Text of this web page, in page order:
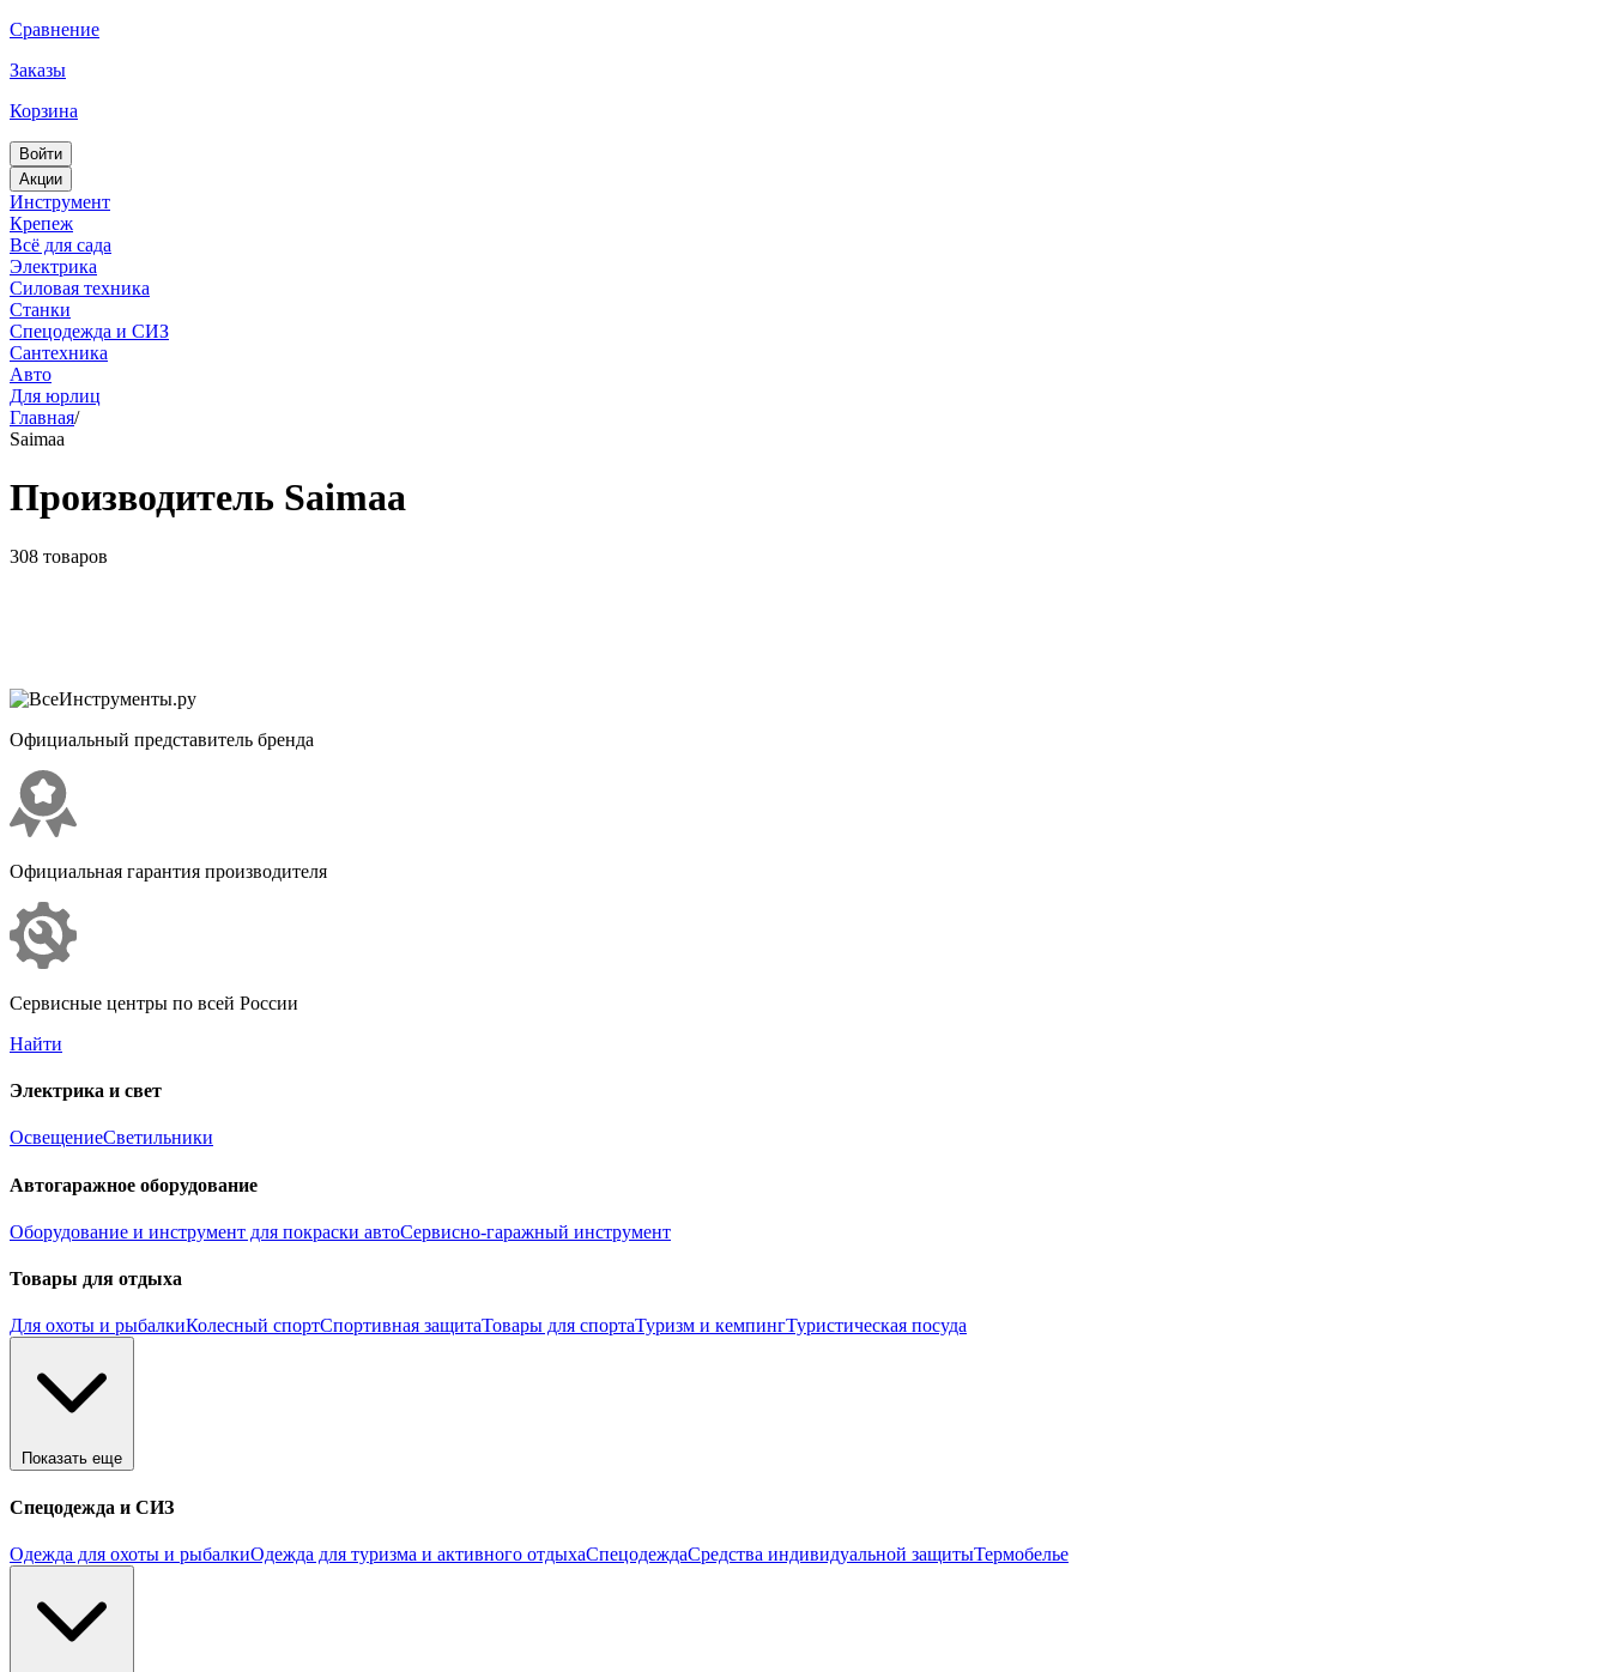
Сравнение
Заказы
Корзина
Войти
Акции
Инструмент
Крепеж
Всё для сада
Электрика
Силовая техника
Станки
Спецодежда и СИЗ
Сантехника
Авто
Для юрлиц
Главная/
Saimaa
Производитель Saimaa
308 товаров
Официальный представитель бренда
Официальная гарантия производителя
Сервисные центры по всей России
Найти
Электрика и свет
ОсвещениеСветильники
Автогаражное оборудование
Оборудование и инструмент для покраски автоСервисно-гаражный инструмент
Товары для отдыха
Для охоты и рыбалкиКолесный спортСпортивная защитаТовары для спортаТуризм и кемпингТуристическая посуда
Показать еще
Спецодежда и СИЗ
Одежда для охоты и рыбалкиОдежда для туризма и активного отдыхаСпецодеждаСредства индивидуальной защитыТермобелье